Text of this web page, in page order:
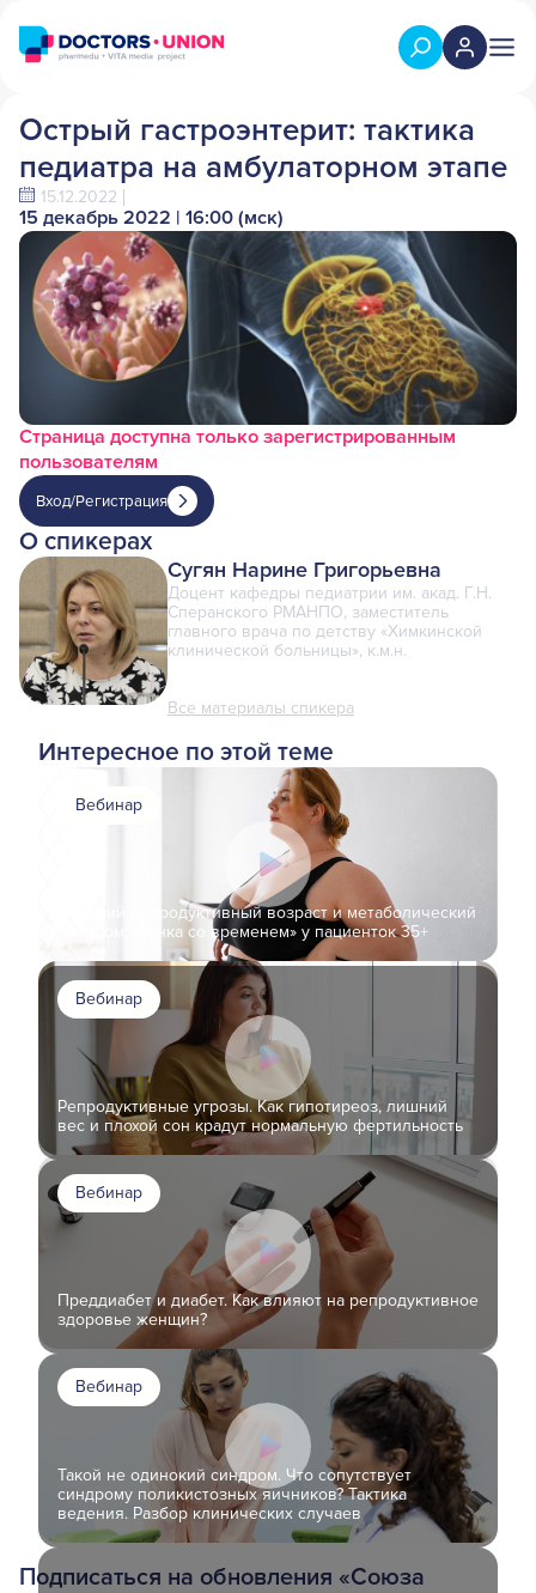
Острый гастроэнтерит: тактика
педиатра на амбулаторном этапе
15.12.2022
15 декабрь 2022 | 16:00 (мск)
Страница доступна только зарегистрированным
пользователям
Вход/Регистрация
О спикерах
Сугян Нарине Григорьевна
Доцент кафедры педиатрии им. акад. Г.Н.
Сперанского РМАНПО, заместитель
главного врача по детству «Химкинской
клинической больницы», к.м.н.
Все материалы спикера
Интересное по этой теме
Вебинар
Поздний репродуктивный возраст и метаболический
синдром: «Гонка со временем» у пациенток 35+
Вебинар
Репродуктивные угрозы. Как гипотиреоз, лишний
вес и плохой сон крадут нормальную фертильность
Вебинар
Преддиабет и диабет. Как влияют на репродуктивное
здоровье женщин?
Вебинар
Такой не одинокий синдром. Что сопутствует
синдрому поликистозных яичников? Тактика
ведения. Разбор клинических случаев
Подписаться на обновления «Союза